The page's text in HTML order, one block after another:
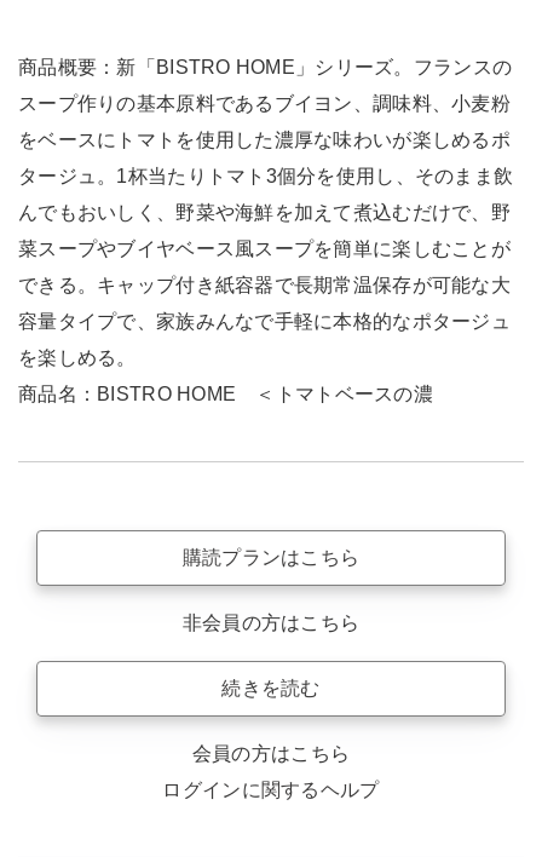
商品概要：新「BISTRO HOME」シリーズ。フランスの
スープ作りの基本原料であるブイヨン、調味料、小麦粉
をベースにトマトを使用した濃厚な味わいが楽しめるポ
タージュ。1杯当たりトマト3個分を使用し、そのまま飲
んでもおいしく、野菜や海鮮を加えて煮込むだけで、野
菜スープやブイヤベース風スープを簡単に楽しむことが
できる。キャップ付き紙容器で長期常温保存が可能な大
容量タイプで、家族みんなで手軽に本格的なポタージュ
を楽しめる。
商品名：BISTRO HOME ＜トマトベースの濃
購読プランはこちら
非会員の方はこちら
続きを読む
会員の方はこちら
ログインに関するヘルプ